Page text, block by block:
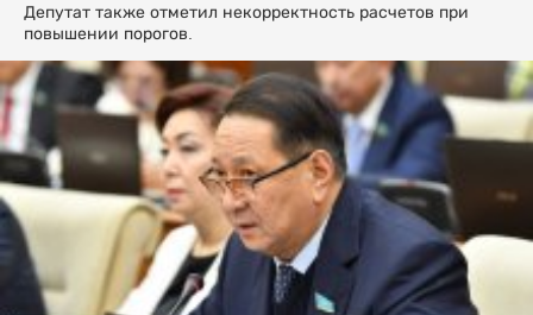
Депутат также отметил некорректность расчетов при
повышении порогов.